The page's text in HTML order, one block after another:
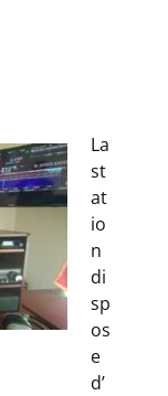
La
st
at
io
n
di
sp
os
e
d’